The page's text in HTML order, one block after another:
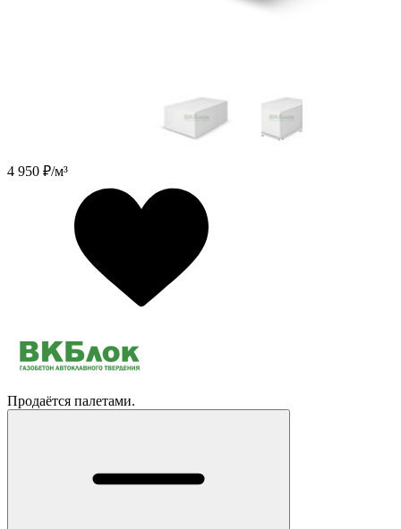
4 950 ₽/м³
Продаётся палетами.